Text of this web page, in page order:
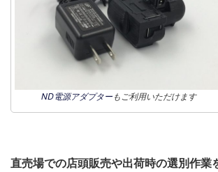
ND電源アダプターもご利用いただけます
直売場での店頭販売や出荷時の選別作業